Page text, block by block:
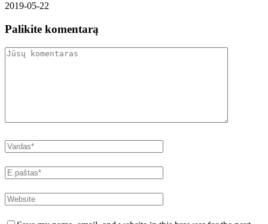
2019-05-22
Palikite komentarą